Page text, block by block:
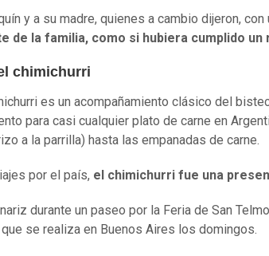
y a su madre, quienes a cambio dijeron, con
de la familia, como si hubiera cumplido un
chimichurri
es un acompañamiento clásico del
para casi cualquier plato de carne en
a la parrilla) hasta las empanadas de carne.
por el país, el chimichurri fue una
durante un paseo por la Feria de San
se realiza en Buenos Aires los domingos.